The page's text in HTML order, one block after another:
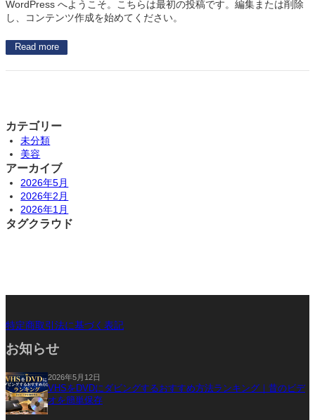
WordPress へようこそ。こちらは最初の投稿です。編集または削除
し、コンテンツ作成を始めてください。
Read more
カテゴリー
未分類
美容
アーカイブ
2026年5月
2026年2月
2026年1月
タグクラウド
カ
ム
ン
ク
特定商取引法に基づく表記
お知らせ
2026年5月12日
VHSをDVDにダビングするおすすめ方法ランキング｜昔のビデ
オを簡単保存